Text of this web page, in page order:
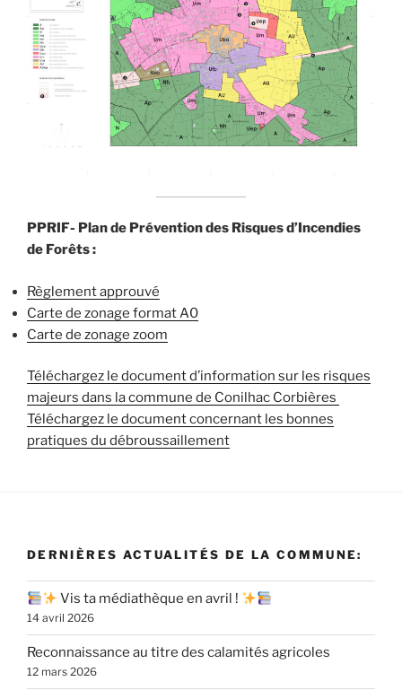
PPRIF- Plan de Prévention des Risques d’Incendies
de Forêts :
Règlement approuvé
Carte de zonage format A0
Carte de zonage zoom
Téléchargez le document d’information sur les risques
majeurs dans la commune de Conilhac Corbières
Téléchargez le document concernant les bonnes
pratiques du débroussaillement
DERNIÈRES ACTUALITÉS DE LA COMMUNE:
Vis ta médiathèque en avril !
14 avril 2026
Reconnaissance au titre des calamités agricoles
12 mars 2026